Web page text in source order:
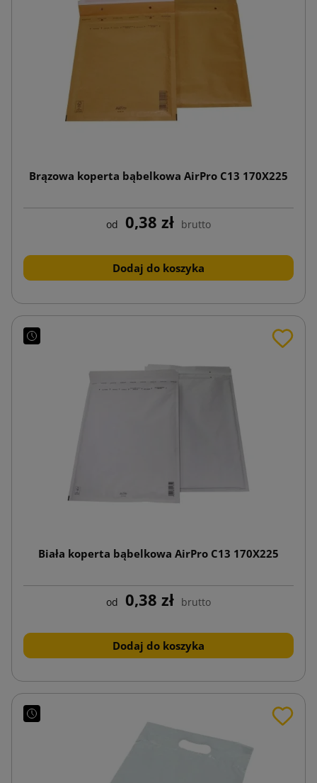
Brązowa koperta bąbelkowa AirPro C13 170X225
od 0,38 zł brutto
Dodaj do koszyka
Biała koperta bąbelkowa AirPro C13 170X225
od 0,38 zł brutto
Dodaj do koszyka